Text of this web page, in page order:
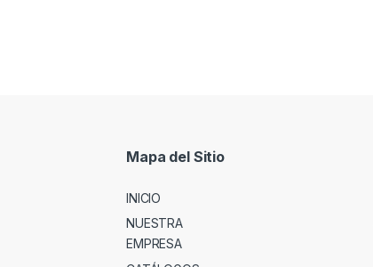
Mapa del Sitio
INICIO
NUESTRA
EMPRESA